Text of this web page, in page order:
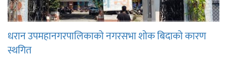
धरान उपमहानगरपालिकाको नगरसभा शोक बिदाको कारण
स्थगित